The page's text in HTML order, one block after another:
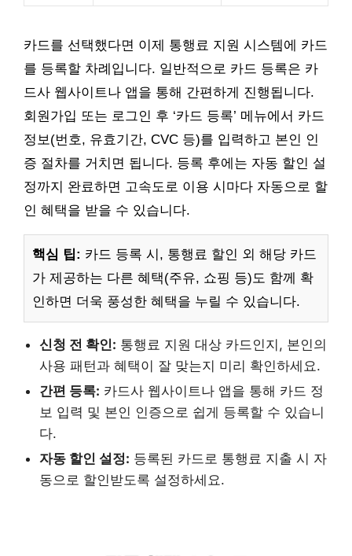
카드를 선택했다면 이제 통행료 지원 시스템에 카드
를 등록할 차례입니다. 일반적으로 카드 등록은 카
드사 웹사이트나 앱을 통해 간편하게 진행됩니다.
회원가입 또는 로그인 후 ‘카드 등록’ 메뉴에서 카드
정보(번호, 유효기간, CVC 등)를 입력하고 본인 인
증 절차를 거치면 됩니다. 등록 후에는 자동 할인 설
정까지 완료하면 고속도로 이용 시마다 자동으로 할
인 혜택을 받을 수 있습니다.
핵심 팁: 카드 등록 시, 통행료 할인 외 해당 카드
가 제공하는 다른 혜택(주유, 쇼핑 등)도 함께 확
인하면 더욱 풍성한 혜택을 누릴 수 있습니다.
신청 전 확인: 통행료 지원 대상 카드인지, 본인의
사용 패턴과 혜택이 잘 맞는지 미리 확인하세요.
간편 등록: 카드사 웹사이트나 앱을 통해 카드 정
보 입력 및 본인 인증으로 쉽게 등록할 수 있습니
다.
자동 할인 설정: 등록된 카드로 통행료 지출 시 자
동으로 할인받도록 설정하세요.